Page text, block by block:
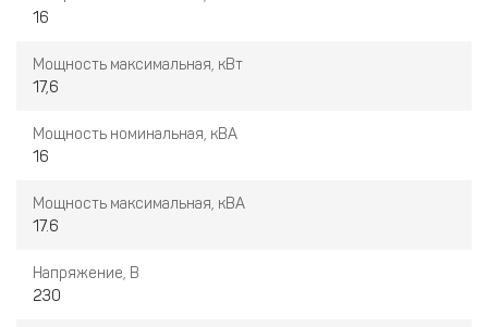
16
Мощность максимальная, кВт
17,6
Мощность номинальная, кВА
16
Мощность максимальная, кВА
17.6
Напряжение, В
230